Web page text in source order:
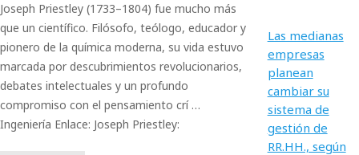
Joseph Priestley (1733–1804) fue mucho más
que un científico. Filósofo, teólogo, educador y
pionero de la química moderna, su vida estuvo
marcada por descubrimientos revolucionarios,
debates intelectuales y un profundo
compromiso con el pensamiento crí …
Ingeniería Enlace: Joseph Priestley:
Las medianas
empresas
planean
cambiar su
sistema de
gestión de
RR.HH., según